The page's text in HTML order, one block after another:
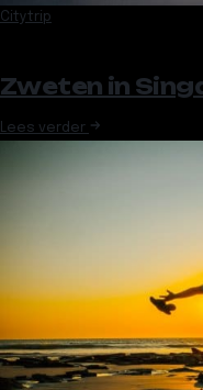
Citytrip
Zweten in
Lees verder